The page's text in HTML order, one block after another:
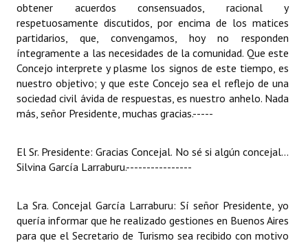
obtener acuerdos consensuados, racional y
respetuosamente discutidos, por encima de los matices
partidarios, que, convengamos, hoy no responden
íntegramente a las necesidades de la comunidad. Que este
Concejo interprete y plasme los signos de este tiempo, es
nuestro objetivo; y que este Concejo sea el reflejo de una
sociedad civil ávida de respuestas, es nuestro anhelo. Nada
más, señor Presidente, muchas gracias.-----
El Sr. Presidente: Gracias Concejal. No sé si algún concejal...
Silvina García Larraburu.----------------
La Sra. Concejal García Larraburu: Sí señor Presidente, yo
quería informar que he realizado gestiones en Buenos Aires
para que el Secretario de Turismo sea recibido con motivo